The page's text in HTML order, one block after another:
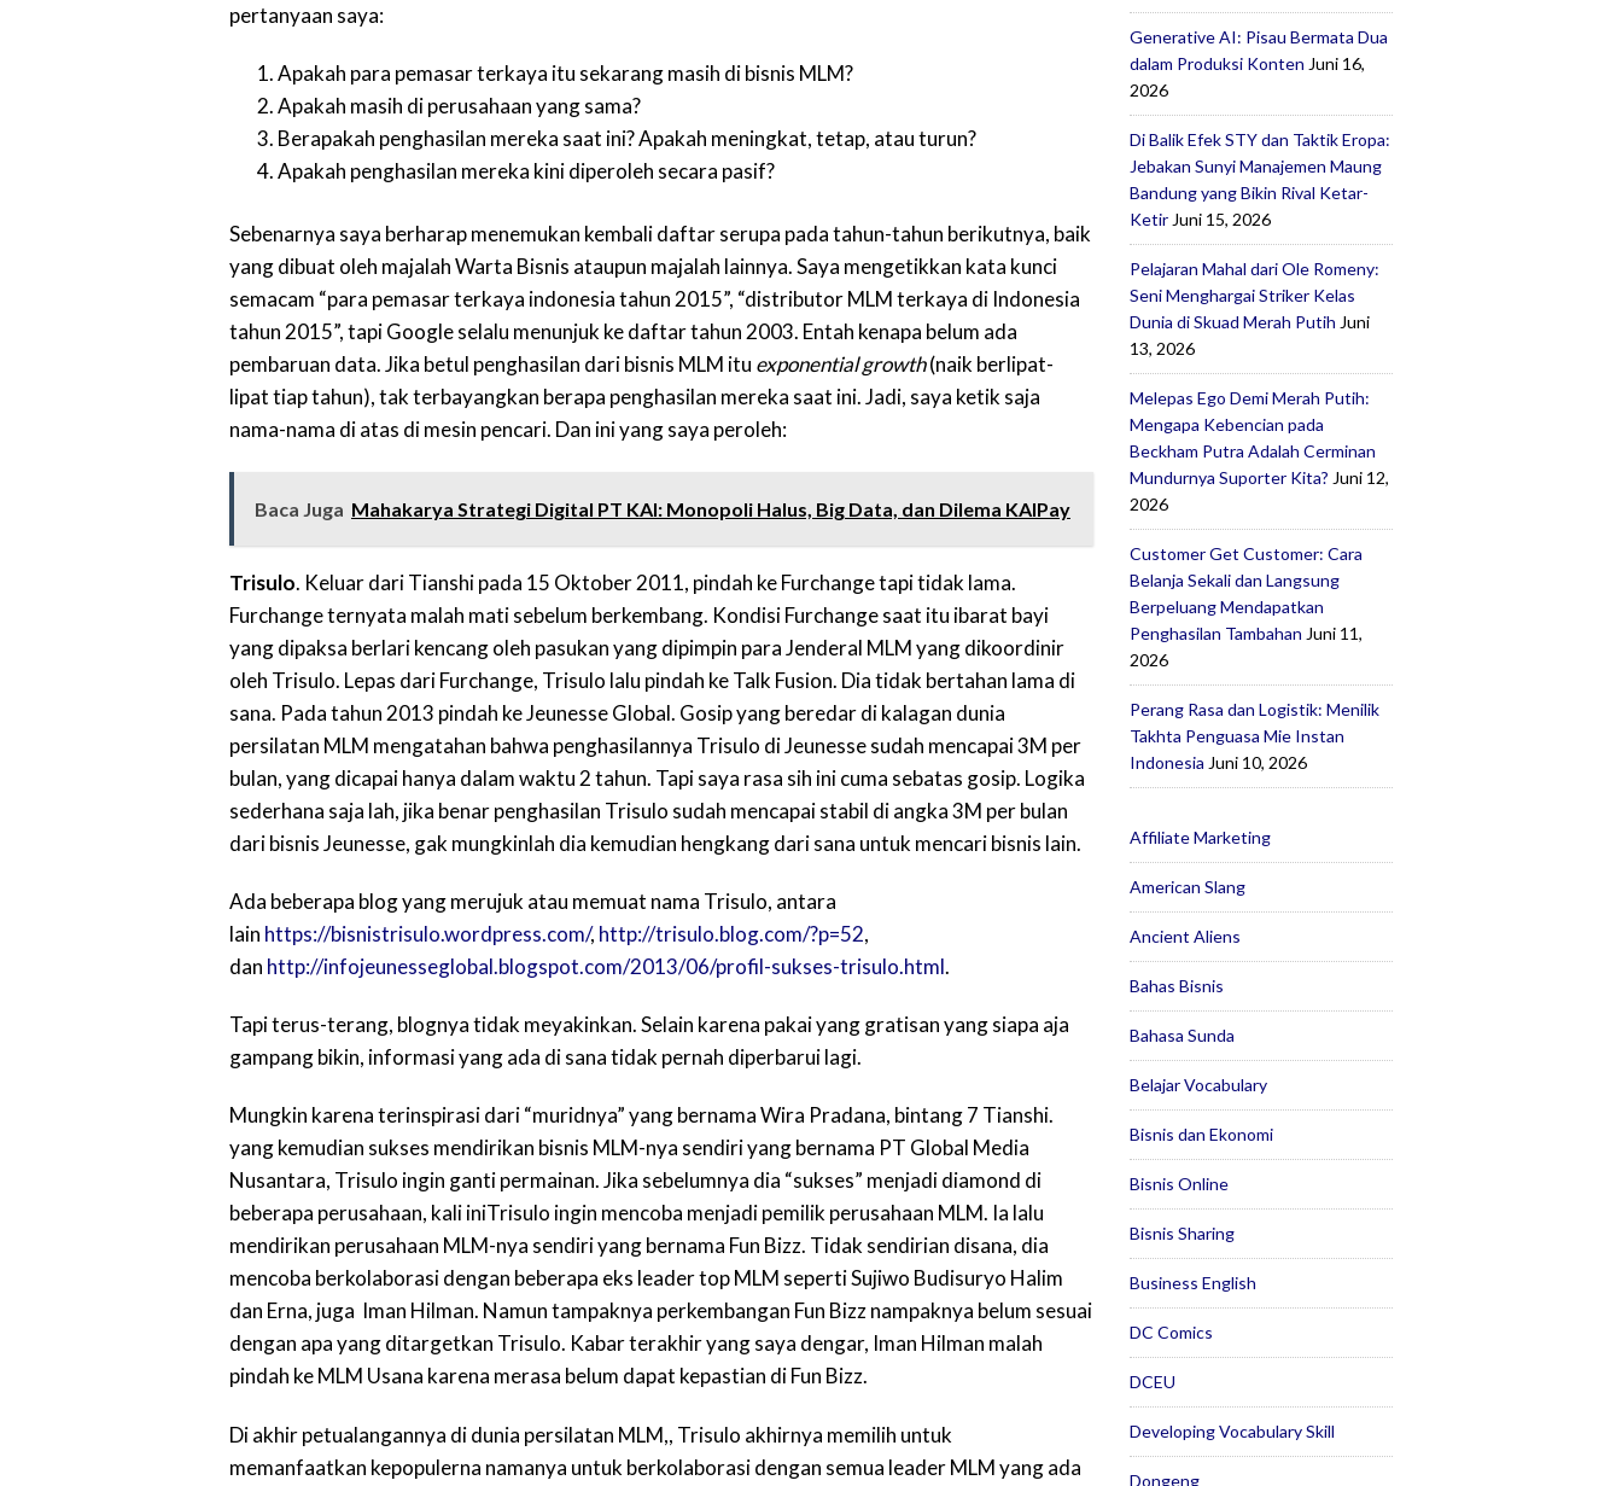
pertanyaan saya:
Apakah para pemasar terkaya itu sekarang masih di bisnis MLM?
Apakah masih di perusahaan yang sama?
Berapakah penghasilan mereka saat ini? Apakah meningkat, tetap, atau turun?
Apakah penghasilan mereka kini diperoleh secara pasif?
Sebenarnya saya berharap menemukan kembali daftar serupa pada tahun-tahun berikutnya, baik
yang dibuat oleh majalah Warta Bisnis ataupun majalah lainnya. Saya mengetikkan kata kunci
semacam “para pemasar terkaya indonesia tahun 2015”, “distributor MLM terkaya di Indonesia
tahun 2015”, tapi Google selalu menunjuk ke daftar tahun 2003. Entah kenapa belum ada
pembaruan data. Jika betul penghasilan dari bisnis MLM itu exponential growth(naik berlipat-
lipat tiap tahun), tak terbayangkan berapa penghasilan mereka saat ini. Jadi, saya ketik saja
nama-nama di atas di mesin pencari. Dan ini yang saya peroleh:
Baca Juga Mahakarya Strategi Digital PT KAI: Monopoli Halus, Big Data, dan Dilema KAIPay
Trisulo. Keluar dari Tianshi pada 15 Oktober 2011, pindah ke Furchange tapi tidak lama.
Furchange ternyata malah mati sebelum berkembang. Kondisi Furchange saat itu ibarat bayi
yang dipaksa berlari kencang oleh pasukan yang dipimpin para Jenderal MLM yang dikoordinir
oleh Trisulo. Lepas dari Furchange, Trisulo lalu pindah ke Talk Fusion. Dia tidak bertahan lama di
sana. Pada tahun 2013 pindah ke Jeunesse Global. Gosip yang beredar di kalagan dunia
persilatan MLM mengatahan bahwa penghasilannya Trisulo di Jeunesse sudah mencapai 3M per
bulan, yang dicapai hanya dalam waktu 2 tahun. Tapi saya rasa sih ini cuma sebatas gosip. Logika
sederhana saja lah, jika benar penghasilan Trisulo sudah mencapai stabil di angka 3M per bulan
dari bisnis Jeunesse, gak mungkinlah dia kemudian hengkang dari sana untuk mencari bisnis lain.
Ada beberapa blog yang merujuk atau memuat nama Trisulo, antara
lain https://bisnistrisulo.wordpress.com/, http://trisulo.blog.com/?p=52,
dan http://infojeunesseglobal.blogspot.com/2013/06/profil-sukses-trisulo.html.
Tapi terus-terang, blognya tidak meyakinkan. Selain karena pakai yang gratisan yang siapa aja
gampang bikin, informasi yang ada di sana tidak pernah diperbarui lagi.
Mungkin karena terinspirasi dari “muridnya” yang bernama Wira Pradana, bintang 7 Tianshi.
yang kemudian sukses mendirikan bisnis MLM-nya sendiri yang bernama PT Global Media
Nusantara, Trisulo ingin ganti permainan. Jika sebelumnya dia “sukses” menjadi diamond di
beberapa perusahaan, kali iniTrisulo ingin mencoba menjadi pemilik perusahaan MLM. Ia lalu
mendirikan perusahaan MLM-nya sendiri yang bernama Fun Bizz. Tidak sendirian disana, dia
mencoba berkolaborasi dengan beberapa eks leader top MLM seperti Sujiwo Budisuryo Halim
dan Erna, juga Iman Hilman. Namun tampaknya perkembangan Fun Bizz nampaknya belum sesuai
dengan apa yang ditargetkan Trisulo. Kabar terakhir yang saya dengar, Iman Hilman malah
pindah ke MLM Usana karena merasa belum dapat kepastian di Fun Bizz.
Di akhir petualangannya di dunia persilatan MLM,, Trisulo akhirnya memilih untuk
memanfaatkan kepopulerna namanya untuk berkolaborasi dengan semua leader MLM yang ada
Generative AI: Pisau Bermata Dua
dalam Produksi Konten Juni 16,
2026
Di Balik Efek STY dan Taktik Eropa:
Jebakan Sunyi Manajemen Maung
Bandung yang Bikin Rival Ketar-
Ketir Juni 15, 2026
Pelajaran Mahal dari Ole Romeny:
Seni Menghargai Striker Kelas
Dunia di Skuad Merah Putih Juni
13, 2026
Melepas Ego Demi Merah Putih:
Mengapa Kebencian pada
Beckham Putra Adalah Cerminan
Mundurnya Suporter Kita? Juni 12,
2026
Customer Get Customer: Cara
Belanja Sekali dan Langsung
Berpeluang Mendapatkan
Penghasilan Tambahan Juni 11,
2026
Perang Rasa dan Logistik: Menilik
Takhta Penguasa Mie Instan
Indonesia Juni 10, 2026
Affiliate Marketing
American Slang
Ancient Aliens
Bahas Bisnis
Bahasa Sunda
Belajar Vocabulary
Bisnis dan Ekonomi
Bisnis Online
Bisnis Sharing
Business English
DC Comics
DCEU
Developing Vocabulary Skill
Dongeng